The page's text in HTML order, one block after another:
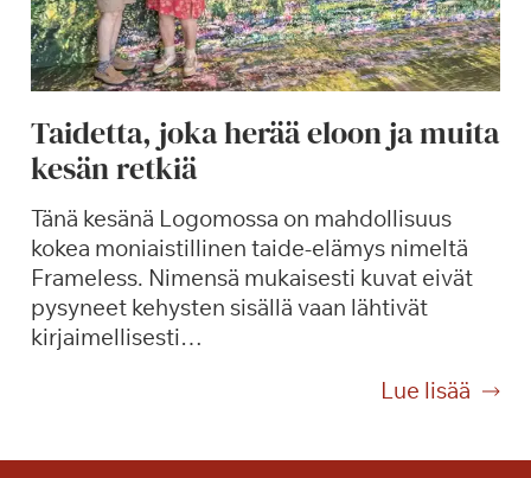
i
S
e
p
e
v
e
r
d
-
n
u
s
p
l
l
u
m
a
u
l
Taidetta, joka herää eloon ja muita
kesän retkiä
Tänä kesänä Logomossa on mahdollisuus
kokea moniaistillinen taide-elämys nimeltä
Frameless. Nimensä mukaisesti kuvat eivät
pysyneet kehysten sisällä vaan lähtivät
kirjaimellisesti…
Lue lisää
T